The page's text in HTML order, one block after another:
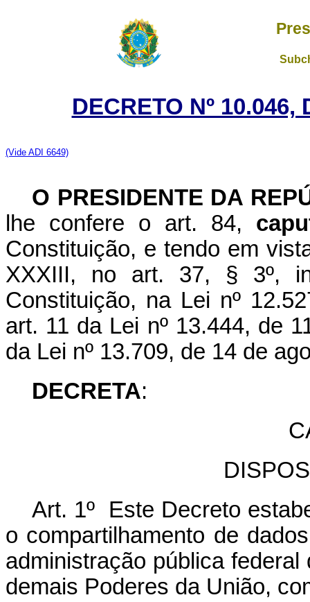
DECRETO Nº 10.046,
(Vide ADI 6649)
O PRESIDENTE DA
lhe confere o art. 84,
Constituição, e tendo em
XXXIII, no art. 37, § 3º,
Constituição, na Lei nº
art. 11 da Lei nº 13.444, de
da Lei nº 13.709, de 14 de
DECRETA:
Art. 1º Este Decreto
o compartilhamento de
administração pública
demais Poderes da União,